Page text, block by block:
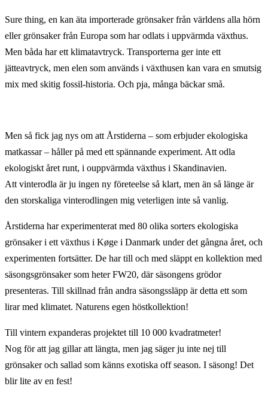
Sure thing, en kan äta importerade grönsaker från världens alla hörn
eller grönsaker från Europa som har odlats i uppvärmda växthus.
Men båda har ett klimatavtryck. Transporterna ger inte ett
jätteavtryck, men elen som används i växthusen kan vara en smutsig
mix med skitig fossil-historia. Och pja, många bäckar små.
Men så fick jag nys om attÅrstiderna – som erbjuder ekologiska
matkassar – håller på med ett spännande experiment. Att odla
ekologiskt året runt, i ouppvärmda växthus i Skandinavien.
Att vinterodla är ju ingen ny företeelse så klart, men än så länge är
den storskaliga vinterodlingen mig veterligen inte så vanlig.
Årstiderna har experimenterat med 80 olika sorters ekologiska
grönsaker i ett växthus i Køge i Danmark under det gångna året, och
experimenten fortsätter. De har till och med släppt en kollektion med
säsongsgrönsaker som heter FW20, där säsongens grödor
presenteras. Till skillnad från andra säsongssläpp är detta ett som
lirar med klimatet. Naturens egen höstkollektion!
Till vintern expanderas projektet till 10 000 kvadratmeter!
Nog för att jag gillar att längta, men jag säger ju inte nej till
grönsaker och sallad som känns exotiska off season. I säsong! Det
blir lite av en fest!